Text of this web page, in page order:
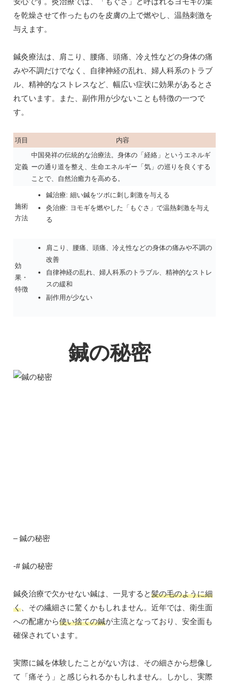
を乾燥させて作ったものを皮膚の上で燃やし、温熱刺激を
与えます。
鍼灸療法は、肩こり、腰痛、頭痛、冷え性などの身体の痛
みや不調だけでなく、自律神経の乱れ、婦人科系のトラブ
ル、精神的なストレスなど、幅広い症状に効果があるとさ
れています。また、副作用が少ないことも特徴の一つで
す。
項目 内容
定義
中国発祥の伝統的な治療法。身体の「経絡」というエネルギ
ーの通り道を整え、生命エネルギー「気」の巡りを良くする
ことで、自然治癒力を高める。
施術
方法
鍼治療: 細い鍼をツボに刺し刺激を与える
灸治療: ヨモギを燃やした「もぐさ」で温熱刺激を与え
る
効
果・
特徴
肩こり、腰痛、頭痛、冷え性などの身体の痛みや不調の
改善
自律神経の乱れ、婦人科系のトラブル、精神的なストレ
スの緩和
副作用が少ない
鍼の秘密
– 鍼の秘密
-# 鍼の秘密
鍼灸治療で欠かせない鍼は、一見すると髪の毛のように細
く 、その繊細さに驚くかもしれません。近年では、衛生面
への配慮から使い捨ての鍼が主流となっており、安全面も
確保されています。
実際に鍼を体験したことがない方は、その細さから想像し
て「痛そう」と感じられるかもしれません。しかし、実際